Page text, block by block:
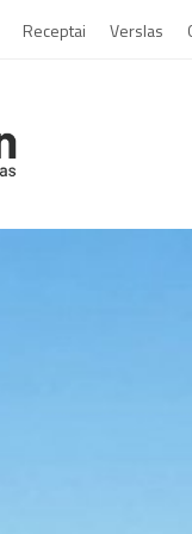
Receptai Verslas